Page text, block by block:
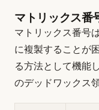
マトリックス番
マトリックス番号
に複製することが
る方法として機能
のデッドワックス